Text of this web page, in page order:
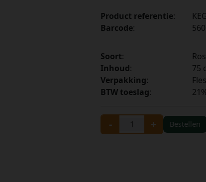
Product referentie:
Barcode:
Soort:
Inhoud:
75
Verpakking:
Fles
BTW toeslag:
- + Bestellen